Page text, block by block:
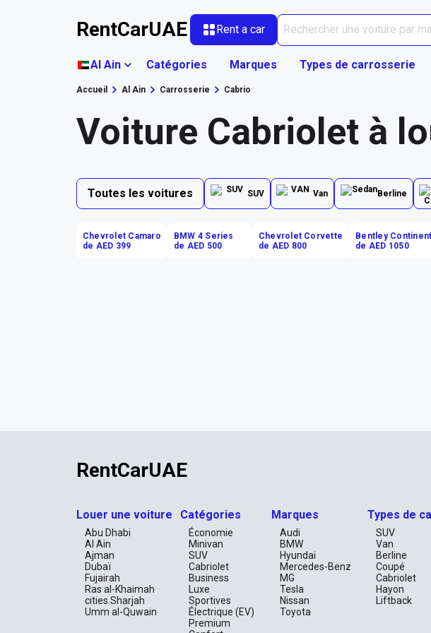
RentCarUAE Rent a car
Al Ain Catégories Marques Types de carrosserie
Accueil Al Ain Carrosserie Cabrio
Voiture Cabriolet à
Toutes les voitures SUV Van Berline
Chevrolet Camaro
de AED 399
BMW 4 Series
de AED 500
Chevrolet Corvette
de AED 800
Bentley
de AED 1050
RentCarUAE
Louer une voiture
Abu Dhabi
Al Ain
Ajman
Dubaï
Fujairah
Ras al-Khaimah
cities.Sharjah
Umm al-Quwain
Catégories
Économie
Minivan
SUV
Cabriolet
Business
Luxe
Sportives
Électrique (EV)
Premium
Marques
Audi
BMW
Hyundai
Mercedes-Benz
MG
Tesla
Nissan
Toyota
Types de
SUV
Van
Berline
Coupé
Cabriolet
Hayon
Liftback